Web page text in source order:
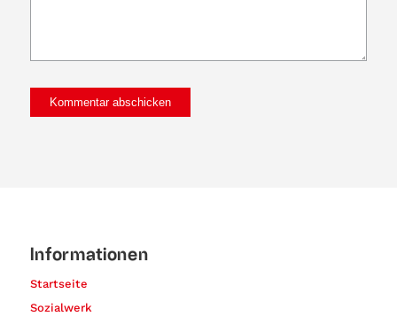
Informationen
Startseite
Sozialwerk